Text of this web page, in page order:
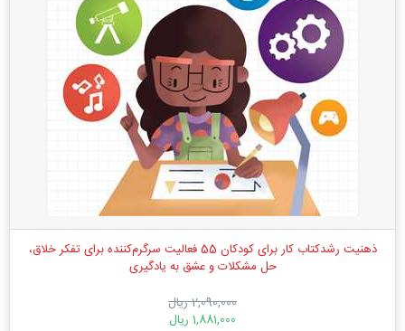
ذهنیت رشدکتاب کار برای کودکان 55 فعالیت سرگرم‌کننده برای تفکر خلاق،
حل مشکلات و ‏عشق به یادگیری
2,090,000 ریال
1,881,000 ریال